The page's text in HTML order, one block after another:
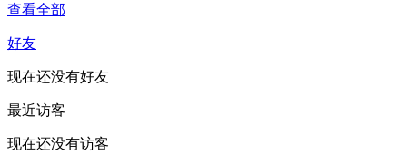
查看全部
好友
现在还没有好友
最近访客
现在还没有访客